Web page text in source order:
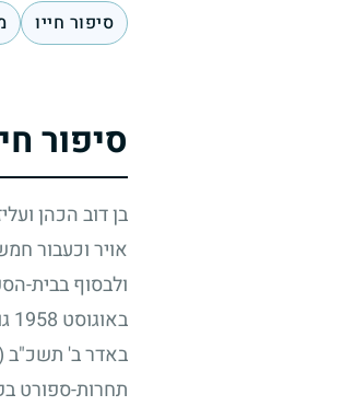
סיפור חייו
סיפור
בן דוב הכהן
אויר וכעבור
ולבסוף בבית-
באוגוסט 1958
באדר ב' תשכ"ב
תחרות-ספורט